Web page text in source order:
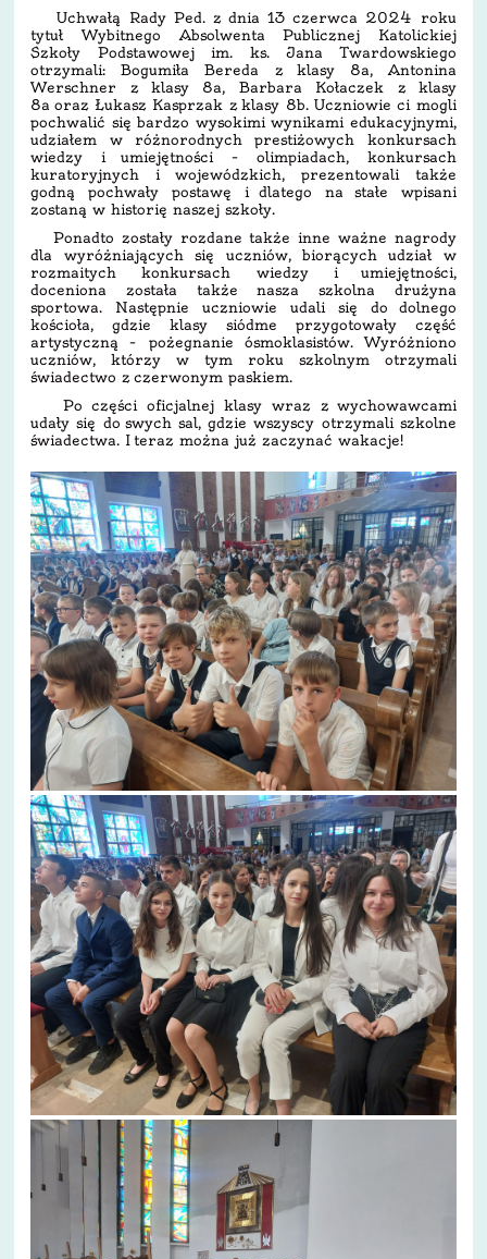
Uchwałą Rady Ped. z dnia 13 czerwca 2024 roku
tytuł Wybitnego Absolwenta Publicznej Katolickiej
Szkoły Podstawowej im. ks. Jana Twardowskiego
otrzymali: Bogumiła Bereda z klasy 8a, Antonina
Werschner z klasy 8a, Barbara Kołaczek z klasy
8a oraz Łukasz Kasprzak z klasy 8b. Uczniowie ci mogli
pochwalić się bardzo wysokimi wynikami edukacyjnymi,
udziałem w różnorodnych prestiżowych konkursach
wiedzy i umiejętności – olimpiadach, konkursach
kuratoryjnych i wojewódzkich, prezentowali także
godną pochwały postawę i dlatego na stałe wpisani
zostaną w historię naszej szkoły.
Ponadto zostały rozdane także inne ważne nagrody
dla wyróżniających się uczniów, biorących udział w
rozmaitych konkursach wiedzy i umiejętności,
doceniona została także nasza szkolna drużyna
sportowa. Następnie uczniowie udali się do dolnego
kościoła, gdzie klasy siódme przygotowały część
artystyczną – pożegnanie ósmoklasistów. Wyróżniono
uczniów, którzy w tym roku szkolnym otrzymali
świadectwo z czerwonym paskiem.
Po części oficjalnej klasy wraz z wychowawcami
udały się do swych sal, gdzie wszyscy otrzymali szkolne
świadectwa. I teraz można już zaczynać wakacje!